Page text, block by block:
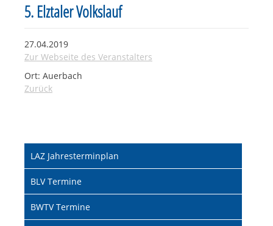
5. Elztaler Volkslauf
27.04.2019
Zur Webseite des Veranstalters
Ort: Auerbach
Zurück
überspringen
LAZ Jahresterminplan
BLV Termine
BWTV Termine